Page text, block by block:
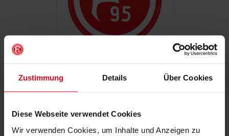
Zustimmung Details Über Cookies
Diese Webseite verwendet Cookies
Wir verwenden Cookies, um Inhalte und Anzeigen zu
Autoaufkleber "Retro"
Mitgliederpreis: € 2,65